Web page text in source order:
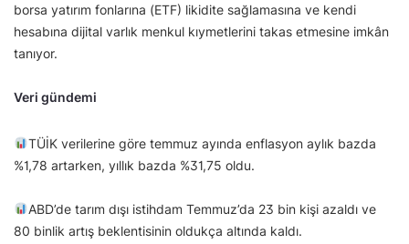
borsa yatırım fonlarına (ETF) likidite sağlamasına ve kendi
hesabına dijital varlık menkul kıymetlerini takas etmesine imkân
tanıyor.
Veri gündemi
TÜİK verilerine göre temmuz ayında enflasyon aylık bazda
%1,78 artarken, yıllık bazda %31,75 oldu.
ABD’de tarım dışı istihdam Temmuz’da 23 bin kişi azaldı ve
80 binlik artış beklentisinin oldukça altında kaldı.